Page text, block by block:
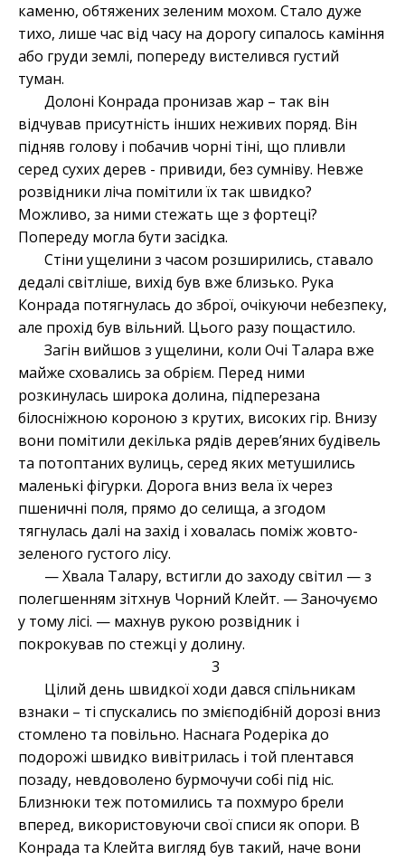
каменю, обтяжених зеленим мохом. Стало дуже
тихо, лише час від часу на дорогу сипалось каміння
або груди землі, попереду вистелився густий
туман.
Долоні Конрада пронизав жар – так він
відчував присутність інших неживих поряд. Він
підняв голову і побачив чорні тіні, що пливли
серед сухих дерев - привиди, без сумніву. Невже
розвідники ліча помітили їх так швидко?
Можливо, за ними стежать ще з фортеці?
Попереду могла бути засідка.
Стіни ущелини з часом розширились, ставало
дедалі світліше, вихід був вже близько. Рука
Конрада потягнулась до зброї, очікуючи небезпеку,
але прохід був вільний. Цього разу пощастило.
Загін вийшов з ущелини, коли Очі Талара вже
майже сховались за обрієм. Перед ними
розкинулась широка долина, підперезана
білосніжною короною з крутих, високих гір. Внизу
вони помітили декілька рядів дерев’яних будівель
та потоптаних вулиць, серед яких метушились
маленькі фігурки. Дорога вниз вела їх через
пшеничні поля, прямо до селища, а згодом
тягнулась далі на захід і ховалась поміж жовто-
зеленого густого лісу.
— Хвала Талару, встигли до заходу світил — з
полегшенням зітхнув Чорний Клейт. — Заночуємо
у тому лісі. — махнув рукою розвідник і
покрокував по стежці у долину.
3
Цілий день швидкої ходи дався спільникам
взнаки – ті спускались по змієподібній дорозі вниз
стомлено та повільно. Наснага Родеріка до
подорожі швидко вивітрилась і той плентався
позаду, невдоволено бурмочучи собі під ніс.
Близнюки теж потомились та похмуро брели
вперед, використовуючи свої списи як опори. В
Конрада та Клейта вигляд був такий, наче вони